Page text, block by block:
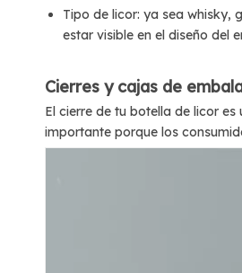
Tipo de licor: ya sea whisky,
estar visible en el diseño del
Cierres y cajas de
El cierre de tu botella de licor
importante porque los